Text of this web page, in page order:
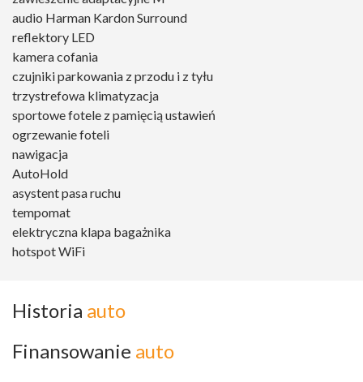
audio Harman Kardon Surround
reflektory LED
kamera cofania
czujniki parkowania z przodu i z tyłu
trzystrefowa klimatyzacja
sportowe fotele z pamięcią ustawień
ogrzewanie foteli
nawigacja
AutoHold
asystent pasa ruchu
tempomat
elektryczna klapa bagażnika
hotspot WiFi
Historia auto
Finansowanie auto